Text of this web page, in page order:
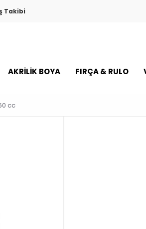
Takibi
AKRİLİK BOYA FIRÇA & RULO
cc